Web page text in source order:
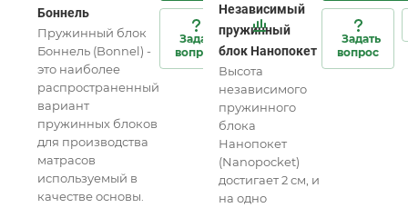
Боннель
Пружинный блок
Боннель (Bonnel) -
это наиболее
распространенный
вариант
пружинных блоков
для производства
матрасов
используемый в
качестве основы.
Задать
вопрос
блоки для
матрасов и
мебели
Независимый
пружинный
блок Нанопокет
Высота
независимого
пружинного
блока
Нанопокет
(Nanopocket)
достигает 2 см, и
на одно
Задать
вопрос